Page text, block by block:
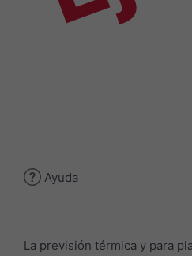
Ayuda
La previsión térmica y para